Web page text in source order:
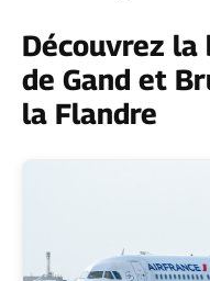
Découvrez la
de Gand et
la Flandre